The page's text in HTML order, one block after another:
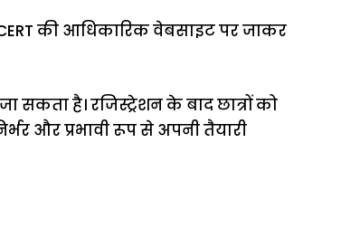
की आधिकारिक वेबसाइट पर जाकर
सकता है। रजिस्ट्रेशन के बाद छात्रों को
और प्रभावी रूप से अपनी तैयारी